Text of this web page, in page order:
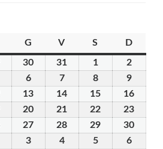
mercoledì
G giovedìV venerdì
S D
30 31 11
Agosto
2026
22
Agosto
2026
66
Agosto
2026
77
Agosto
2026
88
Agosto
2026
99
Agosto
2026
Agosto
13
Agosto
14
Agosto
15
Agosto
16
Agosto
20
Agosto
21
Agosto
22
Agosto
23
Agosto
27
Agosto
28
Agosto
29
Agosto
30
33
44
55
66